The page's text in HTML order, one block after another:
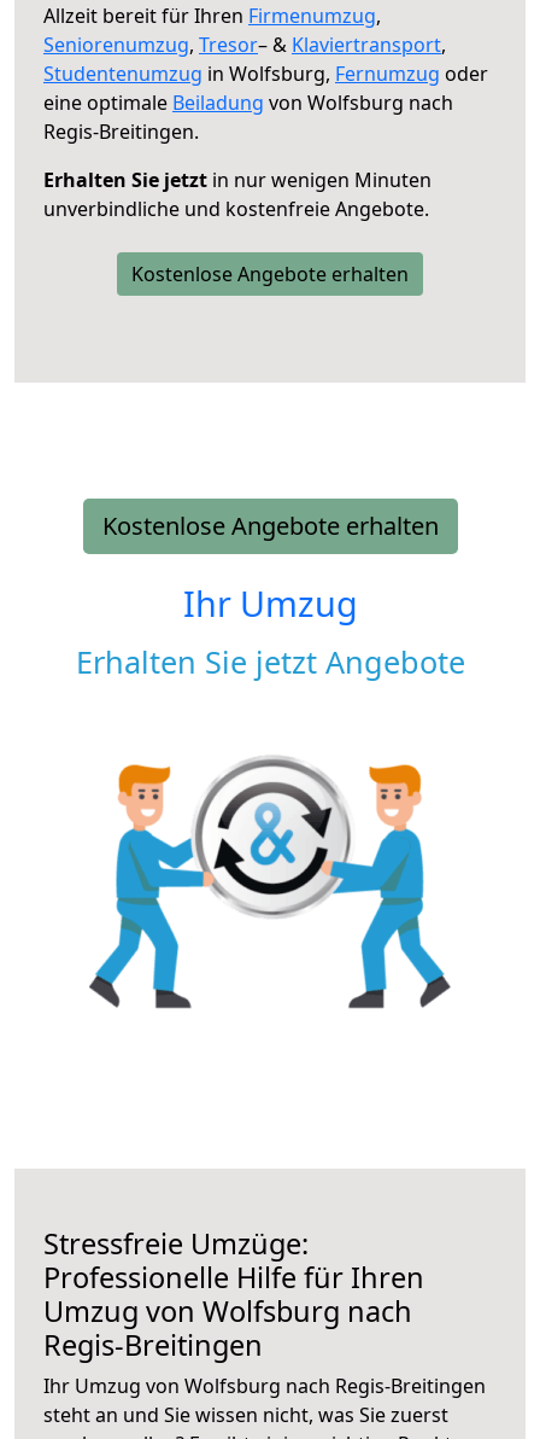
Allzeit bereit für Ihren Firmenumzug,
Seniorenumzug, Tresor– & Klaviertransport,
Studentenumzug in Wolfsburg, Fernumzug oder
eine optimale Beiladung von Wolfsburg nach
Regis-Breitingen.
Erhalten Sie jetzt in nur wenigen Minuten
unverbindliche und kostenfreie Angebote.
Kostenlose Angebote erhalten
Kostenlose Angebote erhalten
Ihr Umzug
Erhalten Sie jetzt Angebote
Stressfreie Umzüge:
Professionelle Hilfe für Ihren
Umzug von Wolfsburg nach
Regis-Breitingen
Ihr Umzug von Wolfsburg nach Regis-Breitingen
steht an und Sie wissen nicht, was Sie zuerst